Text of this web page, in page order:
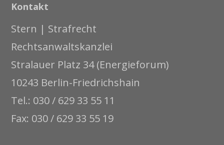
Kontakt
Stern | Strafrecht
Rechtsanwaltskanzlei
Stralauer Platz 34 (Energieforum)
10243 Berlin-Friedrichshain
Tel.: 030 / 629 33 55 11
Fax: 030 / 629 33 55 19